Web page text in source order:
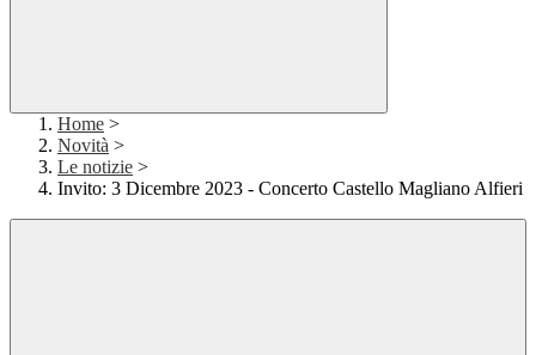
Home >
Novità >
Le notizie >
Invito: 3 Dicembre 2023 - Concerto Castello Magliano Alfieri